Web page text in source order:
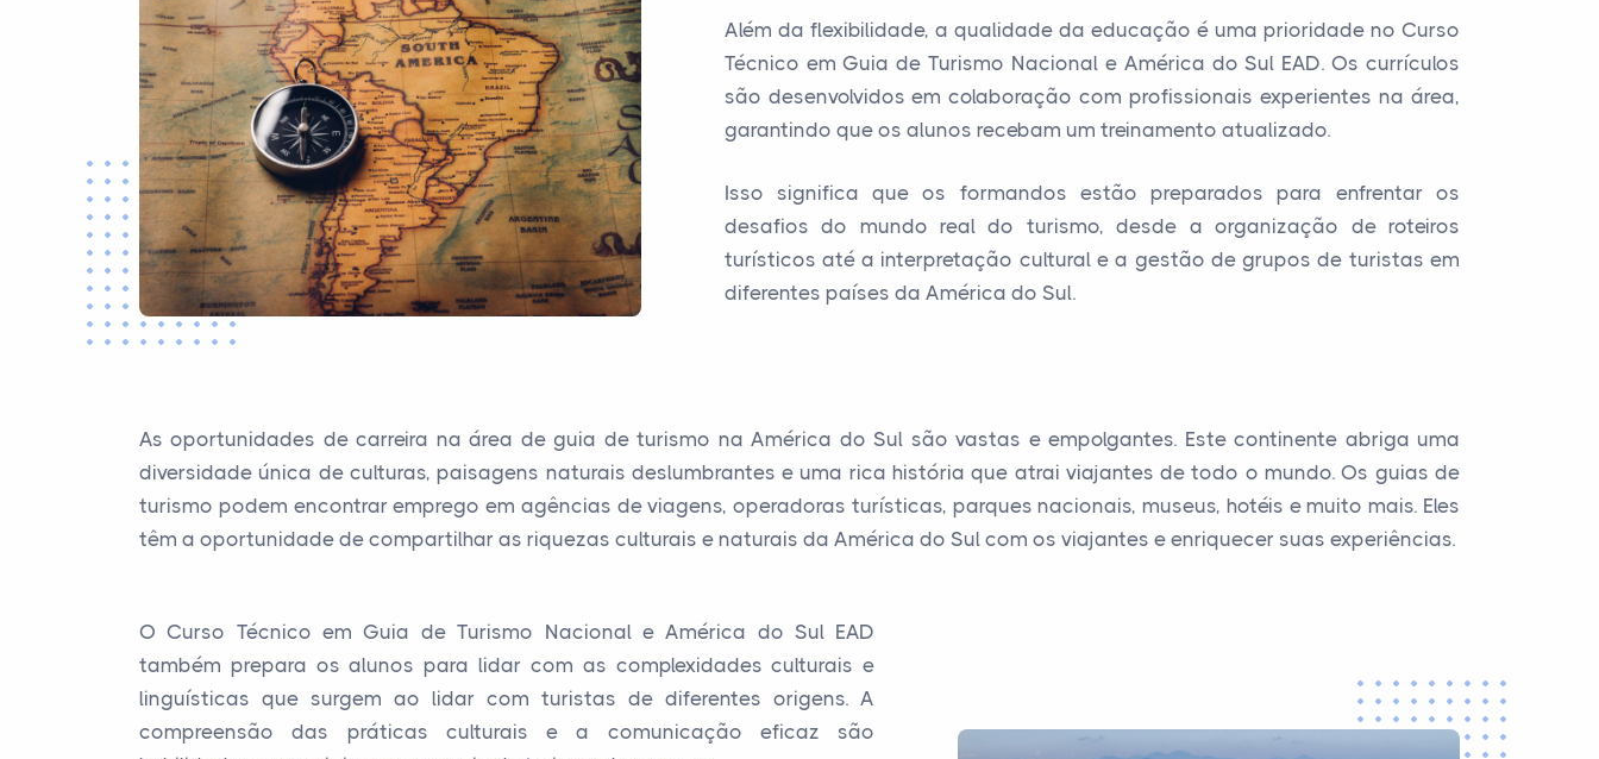
Além da flexibilidade, a qualidade da educação é uma prioridade no Curso
Técnico em Guia de Turismo Nacional e América do Sul EAD. Os currículos
são desenvolvidos em colaboração com profissionais experientes na área,
garantindo que os alunos recebam um treinamento atualizado.
Isso significa que os formandos estão preparados para enfrentar os
desafios do mundo real do turismo, desde a organização de roteiros
turísticos até a interpretação cultural e a gestão de grupos de turistas em
diferentes países da América do Sul.
As oportunidades de carreira na área de guia de turismo na América do Sul são vastas e empolgantes. Este continente abriga uma
diversidade única de culturas, paisagens naturais deslumbrantes e uma rica história que atrai viajantes de todo o mundo. Os guias de
turismo podem encontrar emprego em agências de viagens, operadoras turísticas, parques nacionais, museus, hotéis e muito mais. Eles
têm a oportunidade de compartilhar as riquezas culturais e naturais da América do Sul com os viajantes e enriquecer suas experiências.
O Curso Técnico em Guia de Turismo Nacional e América do Sul EAD
também prepara os alunos para lidar com as complexidades culturais e
linguísticas que surgem ao lidar com turistas de diferentes origens. A
compreensão das práticas culturais e a comunicação eficaz são